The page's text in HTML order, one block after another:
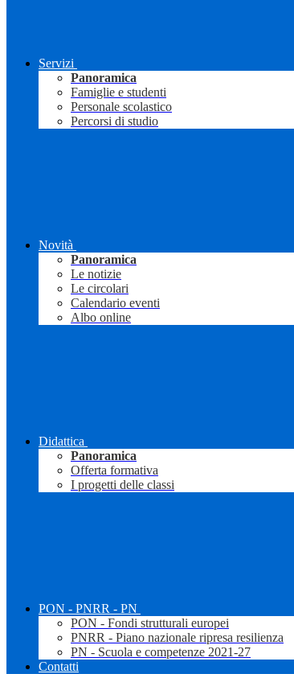
Servizi
Panoramica
Famiglie e studenti
Personale scolastico
Percorsi di studio
Novità
Panoramica
Le notizie
Le circolari
Calendario eventi
Albo online
Didattica
Panoramica
Offerta formativa
I progetti delle classi
PON - PNRR - PN
PON - Fondi strutturali europei
PNRR - Piano nazionale ripresa resilienza
PN - Scuola e competenze 2021-27
Contatti